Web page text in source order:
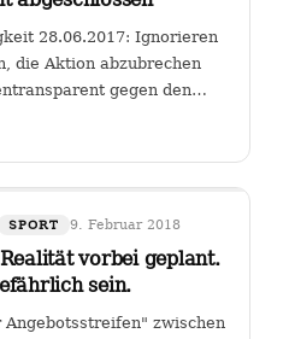
28.06.2017: Ignorieren
die Aktion abzubrechen
gegen den
SPORT 9. Februar 2018
vorbei geplant.
sein.
zwischen